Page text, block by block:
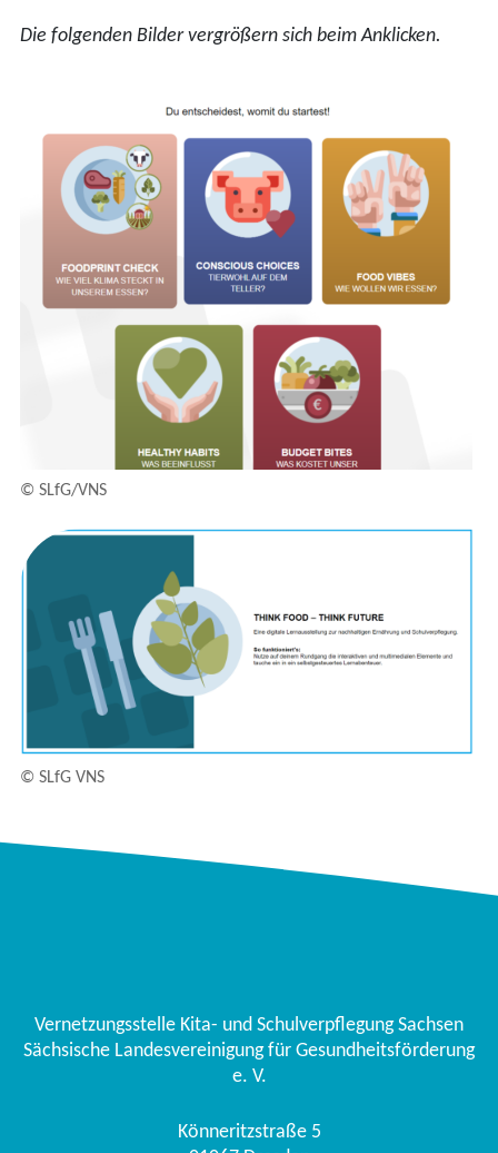
Die folgenden Bilder vergrößern sich beim Anklicken.
© SLfG/VNS
© SLfG VNS
Vernetzungsstelle Kita- und Schulverpflegung Sachsen
Sächsische Landesvereinigung für Gesundheitsförderung
e. V.
Könneritzstraße 5